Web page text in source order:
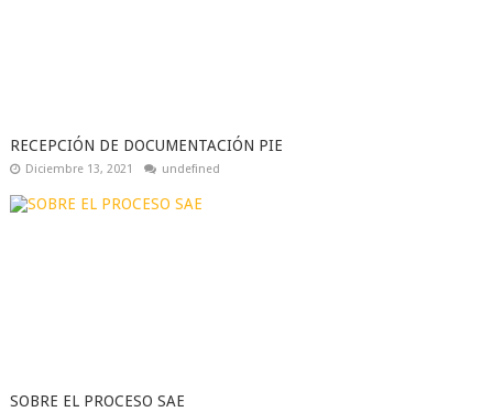
RECEPCIÓN DE DOCUMENTACIÓN PIE
Diciembre 13, 2021 undefined
SOBRE EL PROCESO SAE